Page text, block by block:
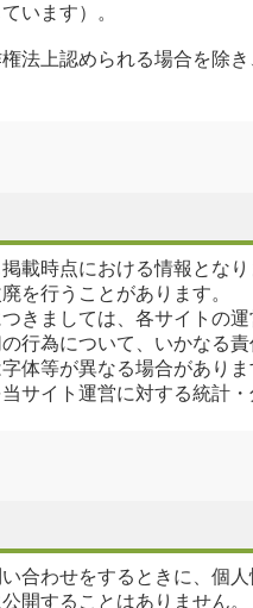
います）。
法上認められる場合を
載時点における情報となり
を行うことがあります。
きましては、各サイトの
行為について、いかなる責
体等が異なる場合がありま
サイト運営に対する統計
合わせをするときに、個
開することはありません。